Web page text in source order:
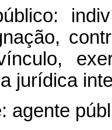
jurídica
agente